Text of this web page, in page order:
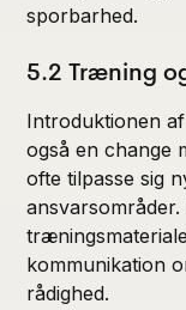
sporbarhed.
5.2 Træning
Introduktionen
også en change
ofte tilpasse sig
kommunikation
rådighed.